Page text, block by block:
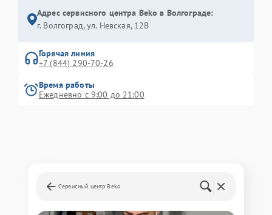
Адрес сервисного центра Beko в Волгограде:
г. Волгоград, ул. Невская, 12В
Горячая линия
+7 (844) 290-70-26
Время работы
Ежедневно с 9:00 до 21:00
Сервисный центр Beko